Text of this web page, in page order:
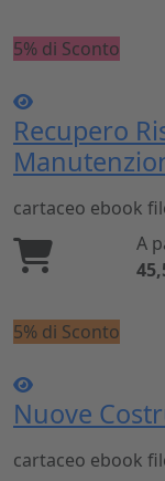
5% di Sconto
Recupero
cartaceo ebook
A
5% di Sconto
Nuove
cartaceo ebook